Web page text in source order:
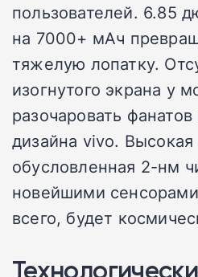
пользователей. 6.85
на 7000+ мАч
тяжелую лопатку.
изогнутого экрана у
разочаровать
дизайна vivo. Высокая
обусловленная 2-нм
новейшими
всего, будет